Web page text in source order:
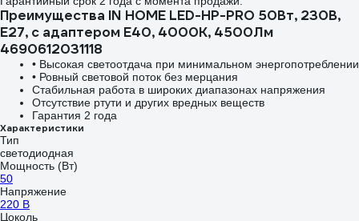
Преимущества IN HOME LED-HP-PRO 50Вт, 230В,
Е27, с адаптером E40, 4000К, 4500Лм
4690612031118
• Высокая светоотдача при минимальном энергопотреблении
• Ровный световой поток без мерцания
Стабильная работа в широких диапазонах напряжения
Отсутствие ртути и других вредных веществ
Гарантия 2 года
Характеристики
Тип
светодиодная
Мощность (Вт)
50
Напряжение
220 В
Цоколь